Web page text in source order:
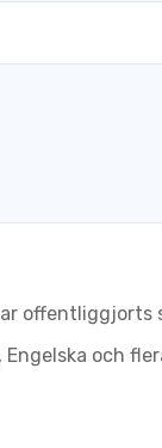
offentliggjorts
och